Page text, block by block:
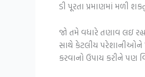
ડી પૂરતા પ્રમાણમાં મળી
જો તમે વધારે તણાવ લઇ
સાથે કેટલીય પરેશાનીઓને
કરવાનો ઉપાય કરીને પણ